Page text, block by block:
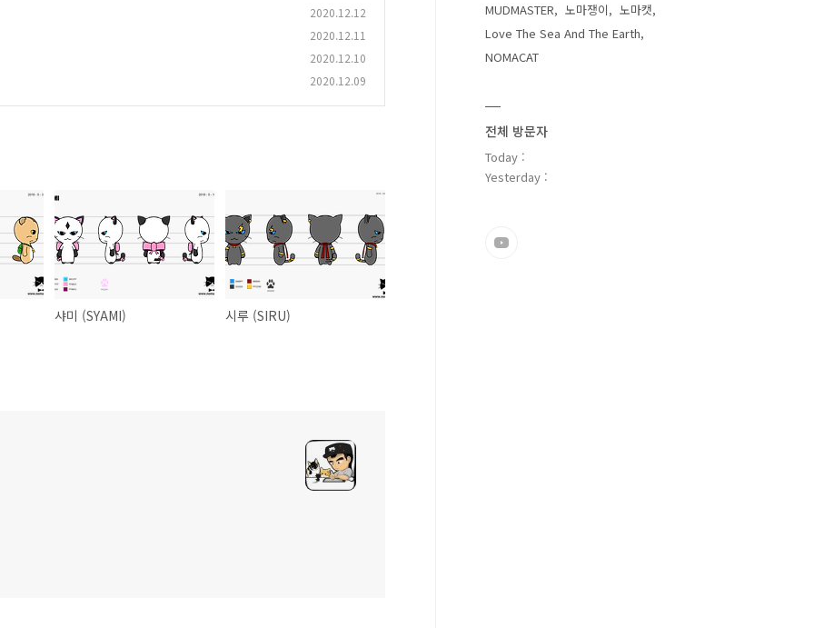
2020.12.12
2020.12.11
2020.12.10
2020.12.09
샤미 (SYAMI) 시루 (SIRU)
MUDMASTER
노마쟁이
노마캣
Love The Sea And The Earth
NOMACAT
전체 방문자
Today :
Yesterday :